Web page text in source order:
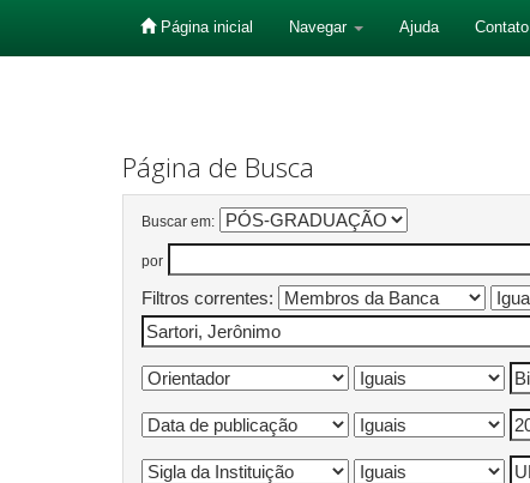
Página inicial Navegar Ajuda Contato
Página de Busca
Buscar em:
por
Filtros correntes: